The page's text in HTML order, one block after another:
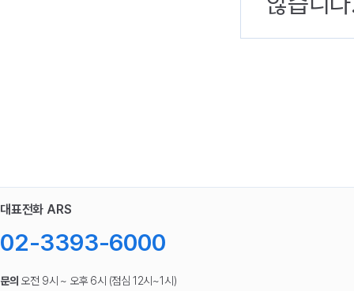
대표전화 ARS
02-3393-6000
문의 오전 9시 ~ 오후 6시 (점심 12시~1시)